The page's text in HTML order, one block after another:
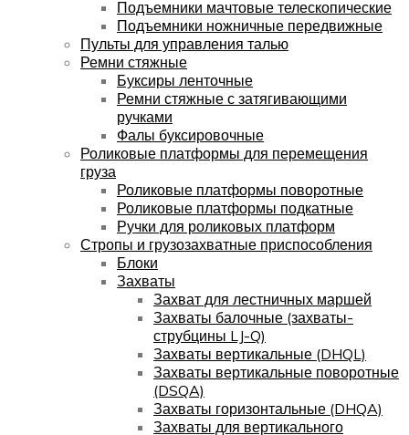
Подъемники мачтовые телескопические
Подъемники ножничные передвижные
Пульты для управления талью
Ремни стяжные
Буксиры ленточные
Ремни стяжные с затягивающими
ручками
Фалы буксировочные
Роликовые платформы для перемещения
груза
Роликовые платформы поворотные
Роликовые платформы подкатные
Ручки для роликовых платформ
Стропы и грузозахватные приспособления
Блоки
Захваты
Захват для лестничных маршей
Захваты балочные (захваты-
струбцины LJ-Q)
Захваты вертикальные (DHQL)
Захваты вертикальные поворотные
(DSQA)
Захваты горизонтальные (DHQA)
Захваты для вертикального